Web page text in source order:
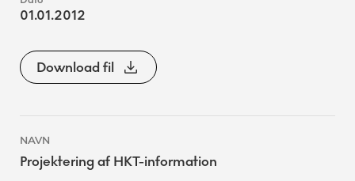
01.01.2012
Download fil
Projektering af HKT-information